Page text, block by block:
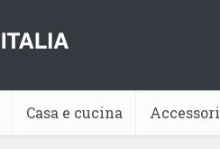
Casa e cucina Accessori